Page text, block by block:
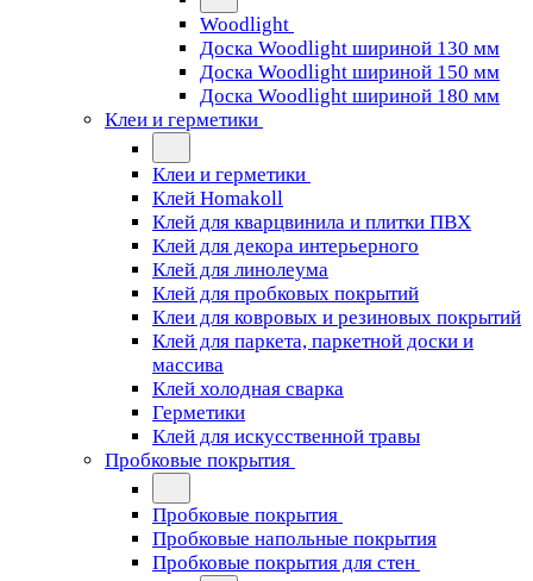
Woodlight
Доска Woodlight шириной 130 мм
Доска Woodlight шириной 150 мм
Доска Woodlight шириной 180 мм
Клеи и герметики
Клеи и герметики
Клей Homakoll
Клей для кварцвинила и плитки ПВХ
Клей для декора интерьерного
Клей для линолеума
Клей для пробковых покрытий
Клеи для ковровых и резиновых покрытий
Клей для паркета, паркетной доски и
массива
Клей холодная сварка
Герметики
Клей для искусственной травы
Пробковые покрытия
Пробковые покрытия
Пробковые напольные покрытия
Пробковые покрытия для стен